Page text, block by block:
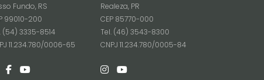
Fundo, RS
99010-200
(54) 3335-8514
11.234.780/0006-65
Realeza, PR
CEP 85770-000
Tel. (46) 3543-8300
CNPJ 11.234.780/0005-84